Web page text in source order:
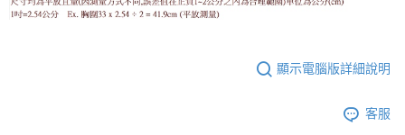
顯示電腦版詳細說明
客服